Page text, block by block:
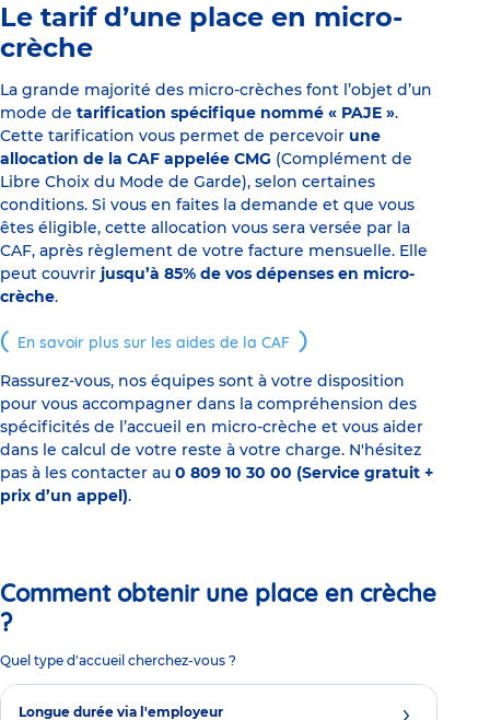
Le tarif d’une place en micro-
crèche
La grande majorité des micro-crèches font l’objet d’un
mode de tarification spécifique nommé « PAJE ».
Cette tarification vous permet de percevoir une
allocation de la CAF appelée CMG (Complément de
Libre Choix du Mode de Garde), selon certaines
conditions. Si vous en faites la demande et que vous
êtes éligible, cette allocation vous sera versée par la
CAF, après règlement de votre facture mensuelle. Elle
peut couvrir jusqu’à 85% de vos dépenses en micro-
crèche.
En savoir plus sur les aides de la CAF
Rassurez-vous, nos équipes sont à votre disposition
pour vous accompagner dans la compréhension des
spécificités de l’accueil en micro-crèche et vous aider
dans le calcul de votre reste à votre charge. N'hésitez
pas à les contacter au 0 809 10 30 00 (Service gratuit +
prix d’un appel).
Comment obtenir une place en crèche
?
Quel type d'accueil cherchez-vous ?
Longue durée via l'employeur